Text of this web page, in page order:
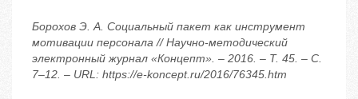
Борохов Э. А. Социальный пакет как инструмент
мотивации персонала // Научно-методический
электронный журнал «Концепт». – 2016. – Т. 45. – С.
7–12. – URL: https://e-koncept.ru/2016/76345.htm